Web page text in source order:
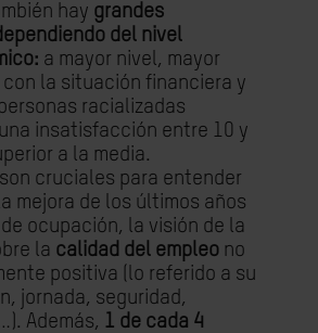
hay grandes
del nivel
a mayor nivel, mayor
la situación financiera y
racializadas
insatisfacción entre 10 y
a la media.
cruciales para entender
mejora de los últimos años
ocupación, la visión de la
la calidad del empleo no
positiva (lo referido a su
jornada, seguridad,
Además, 1 de cada 4